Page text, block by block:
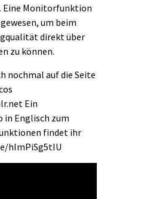
Eine Monitorfunktion
um beim
direkt über
zu können.
nochmal auf die Seite
Ein
in Englisch zum
findet ihr
hImPiSg5tIU